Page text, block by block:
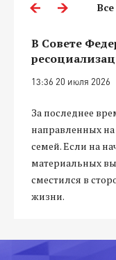
В Совете
13:36 20 июля 2026
За последнее
направленных
семей. Если на
материальных
сместился в
жизни.